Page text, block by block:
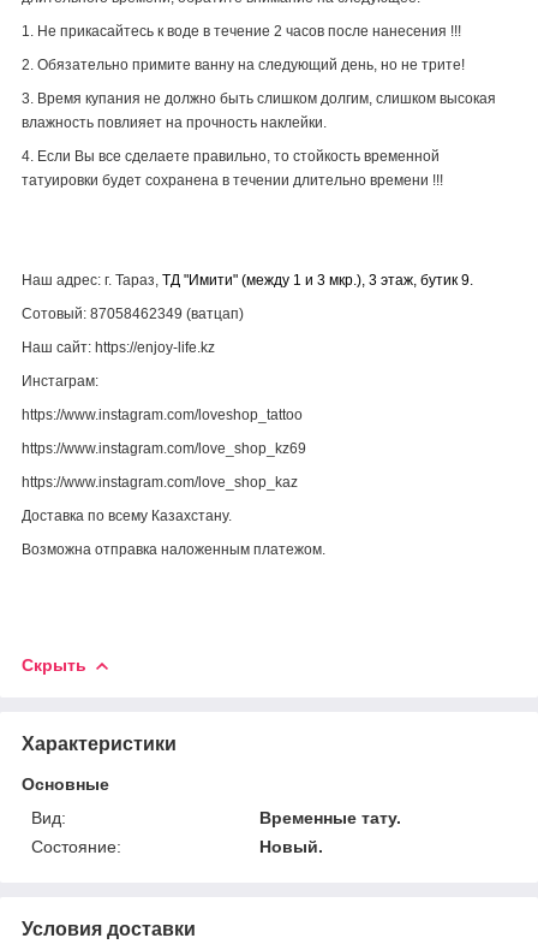
1. Не прикасайтесь к воде в течение 2 часов после нанесения !!!
2. Обязательно примите ванну на следующий день, но не трите!
3. Время купания не должно быть слишком долгим, слишком высокая
влажность повлияет на прочность наклейки.
4. Если Вы все сделаете правильно, то стойкость временной
татуировки будет сохранена в течении длительно времени !!!
Наш адрес: г. Тараз, ТД "Имити" (между 1 и 3 мкр.), 3 этаж, бутик 9.
Сотовый: 87058462349 (ватцап)
Наш сайт: https://enjoy-life.kz
Инстаграм:
https://www.instagram.com/loveshop_tattoo
https://www.instagram.com/love_shop_kz69
https://www.instagram.com/love_shop_kaz
Доставка по всему Казахстану.
Возможна отправка наложенным платежом.
Скрыть
Характеристики
Основные
Вид:
Временные тату.
Состояние:
Новый.
Условия доставки